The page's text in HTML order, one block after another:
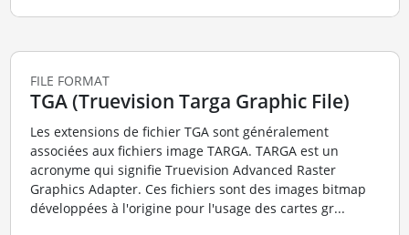
FILE FORMAT
TGA (Truevision Targa Graphic File)
Les extensions de fichier TGA sont généralement
associées aux fichiers image TARGA. TARGA est un
acronyme qui signifie Truevision Advanced Raster
Graphics Adapter. Ces fichiers sont des images bitmap
développées à l'origine pour l'usage des cartes gr...